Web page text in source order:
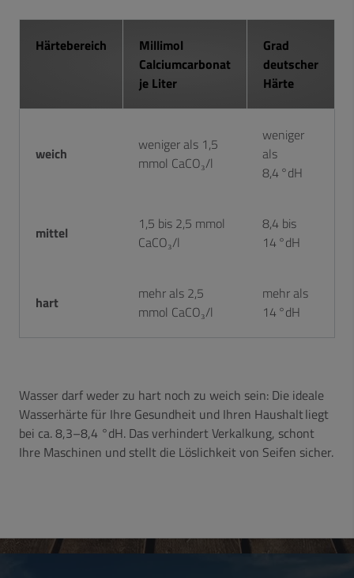
Härtebereich
Millimol
Calciumcarbonat
je Liter
Grad
deutscher
Härte
weich
weniger als 1,5
mmol CaCO₃/l
weniger
als
8,4 °dH
mittel
1,5 bis 2,5 mmol
CaCO₃/l
8,4 bis
14 °dH
hart
mehr als 2,5
mmol CaCO₃/l
mehr als
14 °dH
Wasser darf weder zu hart noch zu weich sein: Die ideale
Wasserhärte für Ihre Gesundheit und Ihren Haushalt liegt
bei ca. 8,3–8,4 °dH. Das verhindert Verkalkung, schont
Ihre Maschinen und stellt die Löslichkeit von Seifen sicher.